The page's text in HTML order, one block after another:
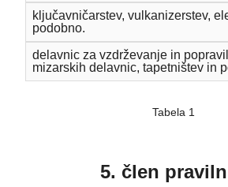
ključavničarstev, vulkanizerstev,
podobno.
delavnic za vzdrževanje in
mizarskih delavnic, tapetništev in
Tabela 1
5. člen